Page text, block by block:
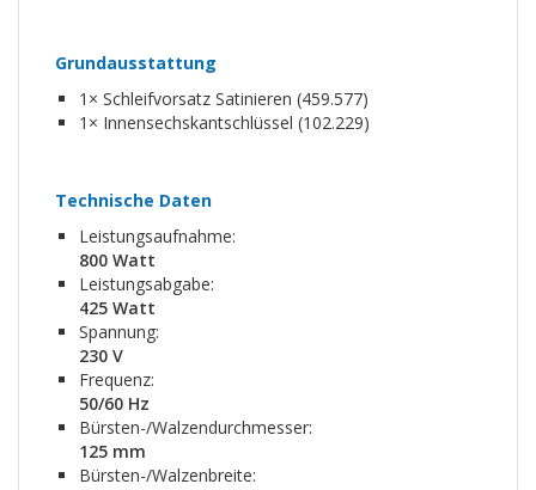
Grundausstattung
1× Schleifvorsatz Satinieren (459.577)
1× Innensechskantschlüssel (102.229)
Technische Daten
Leistungsaufnahme:
800 Watt
Leistungsabgabe:
425 Watt
Spannung:
230 V
Frequenz:
50/60 Hz
Bürsten-/Walzendurchmesser:
125 mm
Bürsten-/Walzenbreite: